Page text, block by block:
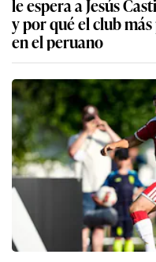
y por qué el club
en el peruano